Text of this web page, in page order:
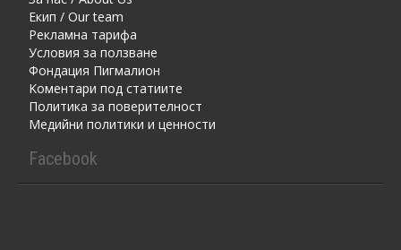
Екип / Our team
Рекламна тарифа
Условия за ползване
Фондация Пигмалион
Kоментaри под статиите
Политика за поверителност
Медийни политики и ценности
Facebook